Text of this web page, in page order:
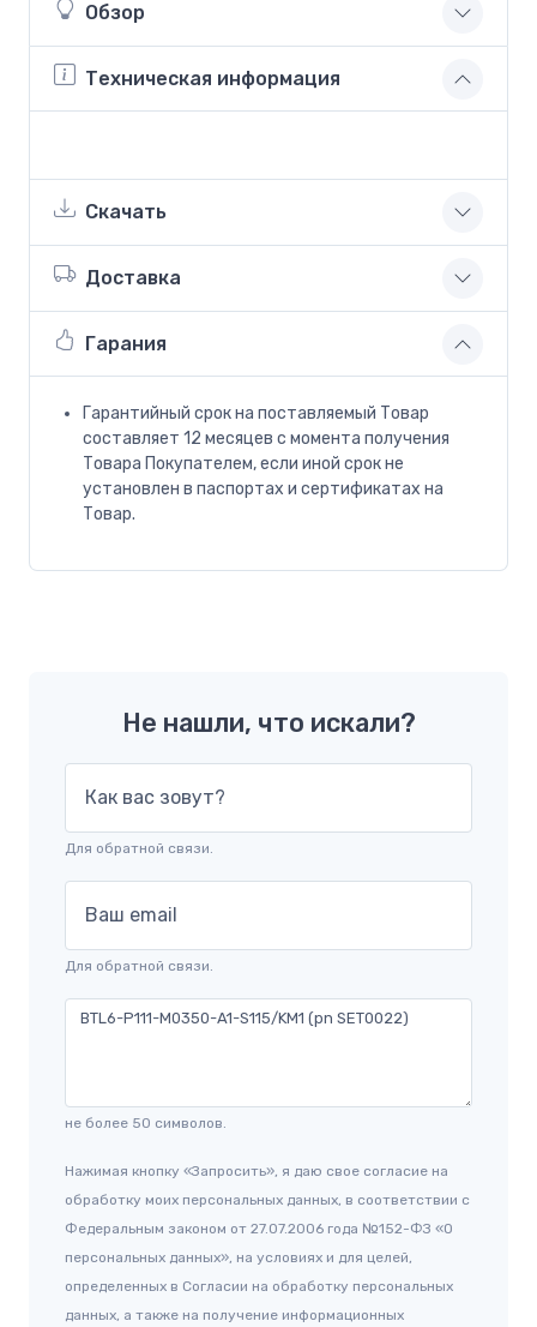
Обзор
Техническая информация
Скачать
Доставка
Гарания
Гарантийный срок на поставляемый Товар
составляет 12 месяцев с момента получения
Товара Покупателем, если иной срок не
установлен в паспортах и сертификатах на
Товар.
Не нашли, что искали?
Как вас зовут?
Для обратной связи.
Ваш email
Для обратной связи.
не более 50 символов.
Нажимая кнопку «Запросить», я даю свое согласие на
обработку моих персональных данных, в соответствии с
Федеральным законом от 27.07.2006 года №152-ФЗ «О
персональных данных», на условиях и для целей,
определенных в Согласии на обработку персональных
данных, а также на получение информационных